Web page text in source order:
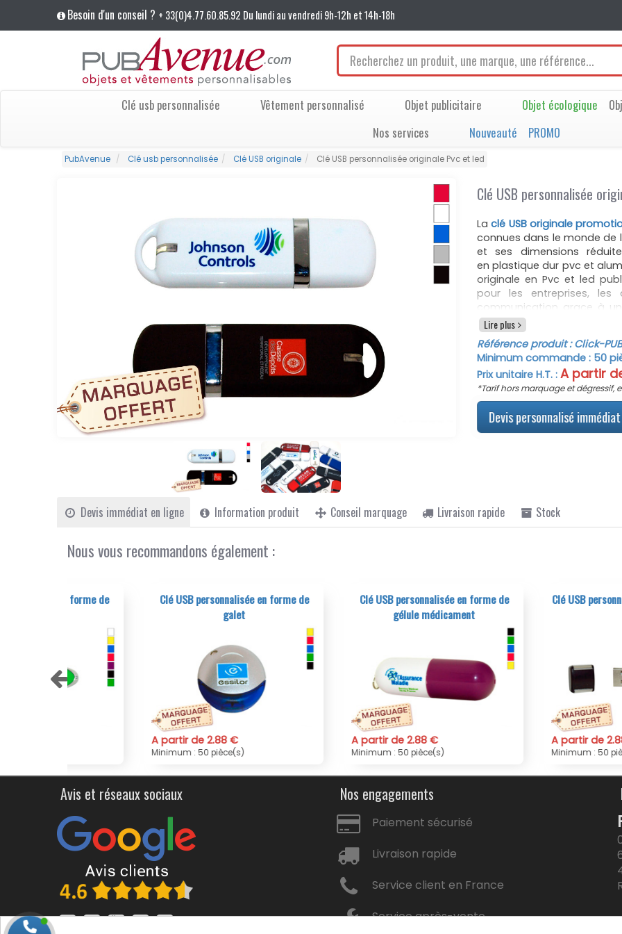
Besoin d'un conseil ? + 33(0)4.77.60.85.92 Du lundi au vendredi 9h-12h et 14h-18h
Clé usb personnalisée Vêtement personnalisé Objet publicitaire Objet écologique
Nos services
Nouveauté PROMO
PubAvenue Clé usb personnalisée Clé USB originale Clé USB personnalisée originale Pvc et led
Clé USB personnalisée
Laclé USB originale
connues dans le monde
et ses dimensions
en plastique dur pvc et
originale en Pvc et led
pour les entreprises, les
communication grace à un
couleur de coque de votre
optez pour le marquage
votre message. Le
base de 2 couleurs en
quadri sur clé usb blanche
commercial pour obtenir
engagement d'achat.
Lire plus
Référence produit :Click-PUB
Minimum commande : 50
Prix unitaire H.T. : A partir
*Tarif hors marquage et dégressif,
Devis personnalisé
Devis immédiat en ligne Information produit Conseil marquage Livraison rapide Stock
Nous vous recommandons également :
Clé USB personnalisée en forme de
A partir de 2.88 €
Minimum : 50 pièce(s)
Clé USB personnalisée en forme de
gélule médicament
A partir de 2.88 €
Minimum : 50 pièce(s)
Clé USB personnalisée Pvc et
A partir de 2.88 €
Minimum : 50 pièce(s)
Avis et réseaux sociaux Nos engagements
Paiement sécurisé
Livraison rapide
Service client en France
Service après-vente